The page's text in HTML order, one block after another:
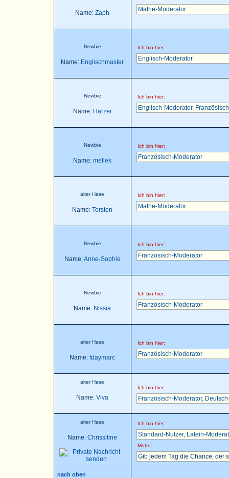
Name: Zaph Mathe-Moderator
Newbie
Name: Englischmaster
Ich bin hier:
Englisch-Moderator
Newbie
Name: Harzer
Ich bin hier:
Englisch-Moderator,
Newbie
Name: mellek
Ich bin hier:
Französisch-Moderator
alter Hase
Name: Torsten
Ich bin hier:
Mathe-Moderator
Newbie
Name:Anne-Sophie
Ich bin hier:
Französisch-Moderator
Newbie
Name: Nissia
Ich bin hier:
Französisch-Moderator
alter Hase
Name: fdaymarc
Ich bin hier:
Französisch-Moderator
alter Hase
Name: Viva
Ich bin hier:
Französisch-Moderator,
alter Hase
Name: Chrissitine
Ich bin hier:
Standard-Nutzer, Latein-
Motto:
Gib jedem Tag die Chance, der
nach oben